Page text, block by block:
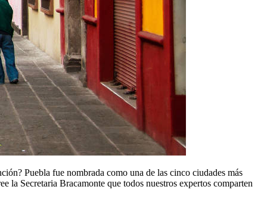
Puebla fue nombrada como una de las cinco ciudades más
la Secretaria Bracamonte que todos nuestros expertos comparten